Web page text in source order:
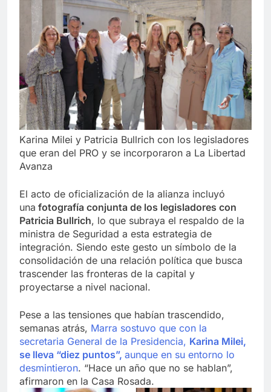
Karina Milei y Patricia Bullrich con los legisladores
que eran del PRO y se incorporaron a La Libertad
Avanza
El acto de oficialización de la alianza incluyó
una fotografía conjunta de los legisladores con
Patricia Bullrich, lo que subraya el respaldo de la
ministra de Seguridad a esta estrategia de
integración. Siendo este gesto un símbolo de la
consolidación de una relación política que busca
trascender las fronteras de la capital y
proyectarse a nivel nacional.
Pese a las tensiones que habían trascendido,
semanas atrás, Marra sostuvo que con la
secretaria General de la Presidencia, Karina Milei,
se lleva “diez puntos”, aunque en su entorno lo
desmintieron. “Hace un año que no se hablan”,
afirmaron en la Casa Rosada.